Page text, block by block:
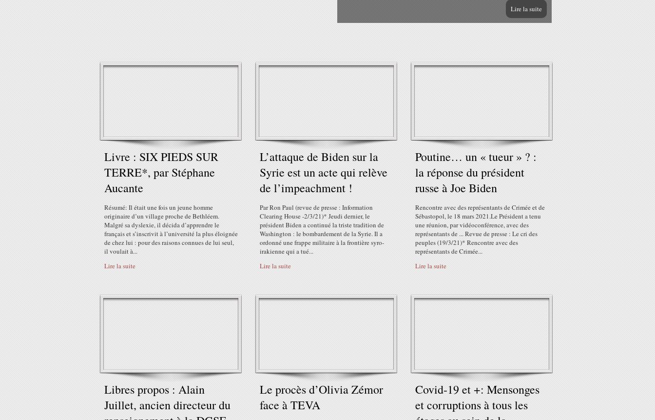
Lire la suite
Livre : SIX PIEDS SUR
TERRE*, par Stéphane
Aucante
Résumé: Il était une fois un jeune homme
originaire d’un village proche de Bethléem.
Malgré sa dyslexie, il décida d’apprendre le
français et s’inscrivit à l’université la plus éloignée
de chez lui : pour des raisons connues de lui seul,
il voulait à...
Lire la suite
L’attaque de Biden sur la
Syrie est un acte qui relève
de l’impeachment !
Par Ron Paul (revue de presse : Information
Clearing House -2/3/21)* Jeudi dernier, le
président Biden a continué la triste tradition de
Washington : le bombardement de la Syrie. Il a
ordonné une frappe militaire à la frontière syro-
irakienne qui a tué...
Lire la suite
Poutine… un « tueur » ? :
la réponse du président
russe à Joe Biden
Rencontre avec des représentants de Crimée et de
Sébastopol, le 18 mars 2021.Le Président a tenu
une réunion, par vidéoconférence, avec des
représentants de ... Revue de presse : Le cri des
peuples (19/3/21)* Rencontre avec des
représentants de Crimée...
Lire la suite
Libres propos : Alain
Juillet, ancien directeur du
Le procès d’Olivia Zémor
face à TEVA
Covid-19 et +: Mensonges
et corruptions à tous les